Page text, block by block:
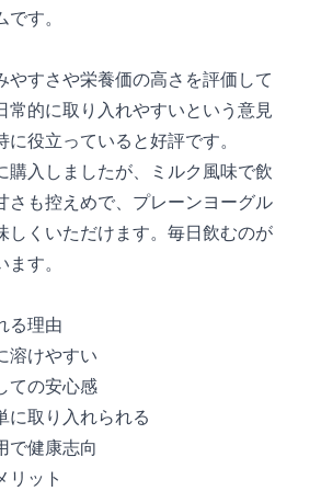
す。
やすさや栄養価の高さを評価して
常的に取り入れやすいという意見
役立っていると好評です。
購入しましたが、ミルク風味で飲
さも控えめで、プレーンヨーグル
しくいただけます。毎日飲むのが
す。
る理由
溶けやすい
ての安心感
に取り入れられる
で健康志向
リット